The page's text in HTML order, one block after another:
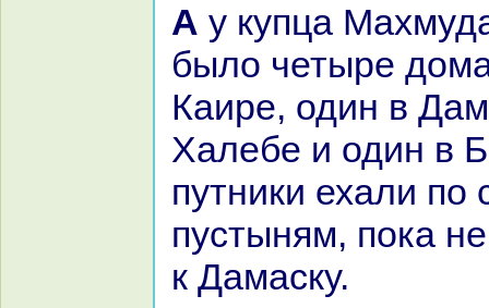
А у купца Махмуда аль-Бальхи
было четыре
Каире, один в
Халебе и один в
путники ехали по
пустыням, пока
к Дамаску.